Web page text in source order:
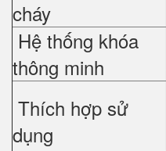
cháy
Hệ thống khóa
thông minh
Thích hợp sử
dụng